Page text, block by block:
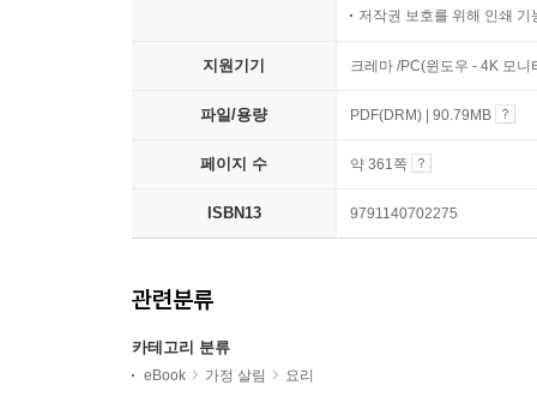
저작권 보호를 위해 인쇄 기
지원기기 크레마 /PC(윈도우 - 4K 모
파일/용량 PDF(DRM) | 90.79MB
페이지 수 약 361쪽
ISBN13 9791140702275
관련분류
카테고리 분류
eBook 가정 살림 요리